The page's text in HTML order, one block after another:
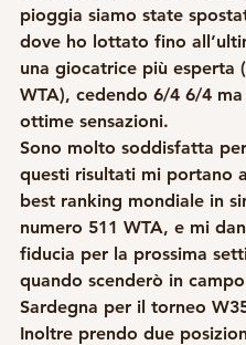
pioggia siamo state
dove ho lottato fino
una giocatrice più esperta
WTA), cedendo 6/4 6/4 ma
ottime sensazioni.
Sono molto soddisfatta
questi risultati mi portano
best ranking mondiale in
numero 511 WTA, e mi
fiducia per la prossima
quando scenderò in
Sardegna per il torneo
Inoltre prendo due